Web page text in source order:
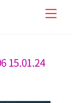
15.01.24